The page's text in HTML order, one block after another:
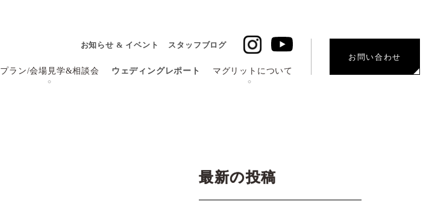
お知らせ & イベント スタッフブログ
プラン/会場見学&相談会 ウェディングレポート マグリットについて
お問い合わせ
最新の投稿